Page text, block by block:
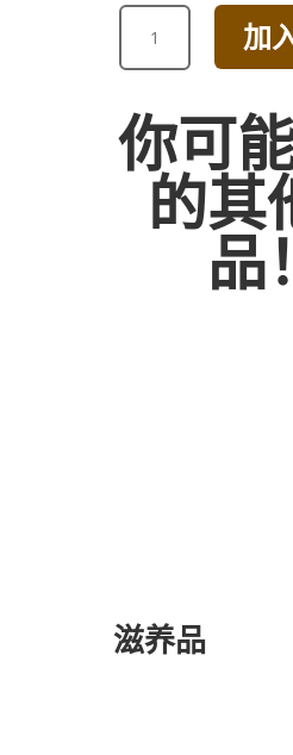
PINK
WHITE
TULIP
BOUQUET
加
你可
的其
品！
滋养品